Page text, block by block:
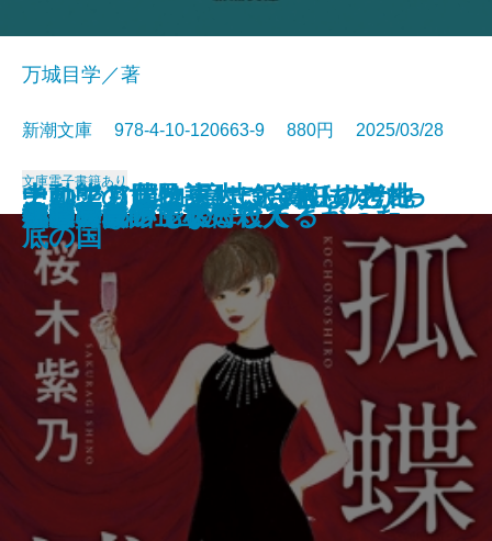
河を渡って木立の中へ
逃げろ逃げろ逃げろ！
灼熱の魂
銃を持つ花嫁
このクリニックはつぶれます！─
医療コンサル高柴一香の診断─
光の犬
中動態の世界─意志と責任の考古
学─
東大なんか入らなきゃよかった
それでも僕は東大に合格したかっ
た─偏差値35からの大逆転─
あの子とQ
万城目学／著
新潮文庫 978-4-10-120663-9 880円 2025/03/28
文庫電子書籍あり
孤蝶の城
春のこわいもの
アマチュア
ナルニア国物語4 銀のいすと地
底の国
母親になって後悔してる
族長の秋
美澄真白の正なる殺人
小暮写眞館〔上〕
小暮写眞館〔下〕
沈むフランシス